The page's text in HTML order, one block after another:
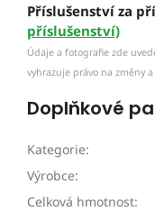
Příslušenství za
příslušenství)
Údaje a fotografie zde
vyhrazuje právo na změny
Doplňkové
Kategorie:
Výrobce:
Celková hmotnost: